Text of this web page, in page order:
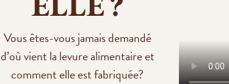
ELLE ?
Vous êtes-vous jamais demandé
d’où vient la levure alimentaire et
comment elle est fabriquée?